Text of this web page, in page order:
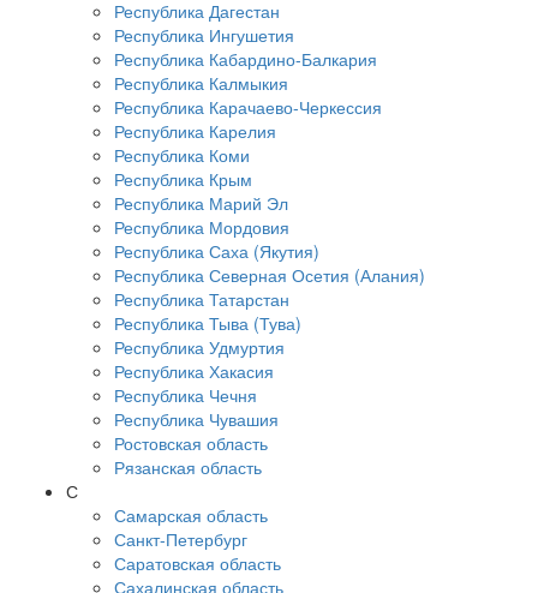
Республика Дагестан
Республика Ингушетия
Республика Кабардино-Балкария
Республика Калмыкия
Республика Карачаево-Черкессия
Республика Карелия
Республика Коми
Республика Крым
Республика Марий Эл
Республика Мордовия
Республика Саха (Якутия)
Республика Северная Осетия (Алания)
Республика Татарстан
Республика Тыва (Тува)
Республика Удмуртия
Республика Хакасия
Республика Чечня
Республика Чувашия
Ростовская область
Рязанская область
С
Самарская область
Санкт-Петербург
Саратовская область
Сахалинская область